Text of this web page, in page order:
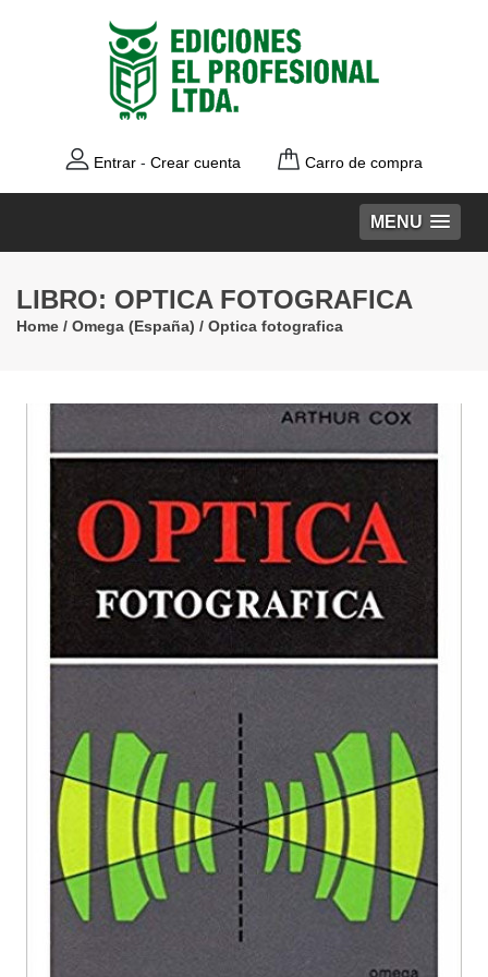
Entrar - Crear cuenta Carro de compra
MENU
LIBRO: OPTICA FOTOGRAFICA
Home / Omega (España) / Optica fotografica